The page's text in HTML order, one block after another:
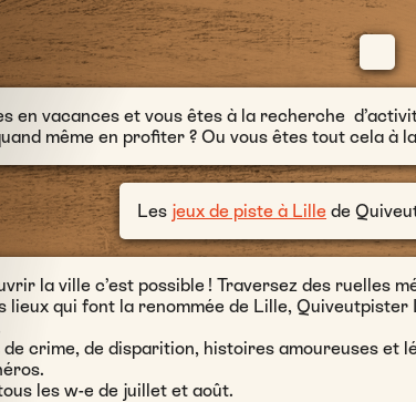
en vacances et vous êtes à la recherche
même en profiter ? Ou vous êtes tout cela à
Les jeux de piste à Lille de
la ville c’est possible ! Traversez des ruelles
lieux qui font la renommée de Lille,
crime, de disparition, histoires amoureuses et
les w-e de juillet et août.